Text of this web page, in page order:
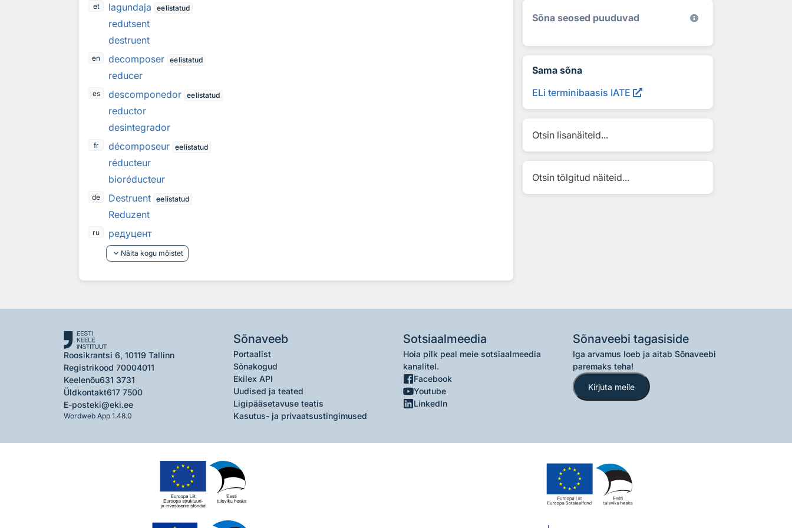
et
lagundaja eelistatud
redutsent
destruent
en decomposer eelistatud
reducer
es descomponedor eelistatud
reductor
desintegrador
fr décomposeur eelistatud
réducteur
bioréducteur
de Destruent eelistatud
Reduzent
ru
редуцент
keyboard_arrow_down Näita kogu mõistet
Sõna seosed puuduvad
Sama sõna
ELi terminibaasis IATE
Otsin lisanäiteid...
Otsin tõlgitud näiteid...
Roosikrantsi 6, 10119 Tallinn
Registrikood 70004011
Keelenõu631 3731
Üldkontakt617 7500
E-posteki@eki.ee
Wordweb App 1.48.0
Sõnaveeb
Portaalist
Sõnakogud
Ekilex API
Uudised ja teated
Ligipääsetavuse teatis
Kasutus- ja privaatsustingimused
Sotsiaalmeedia
Hoia pilk peal meie sotsiaalmeedia
kanalitel.
Facebook
Youtube
LinkedIn
Sõnaveebi tagasiside
Iga arvamus loeb ja aitab Sõnaveebi
paremaks teha!
Kirjuta meile